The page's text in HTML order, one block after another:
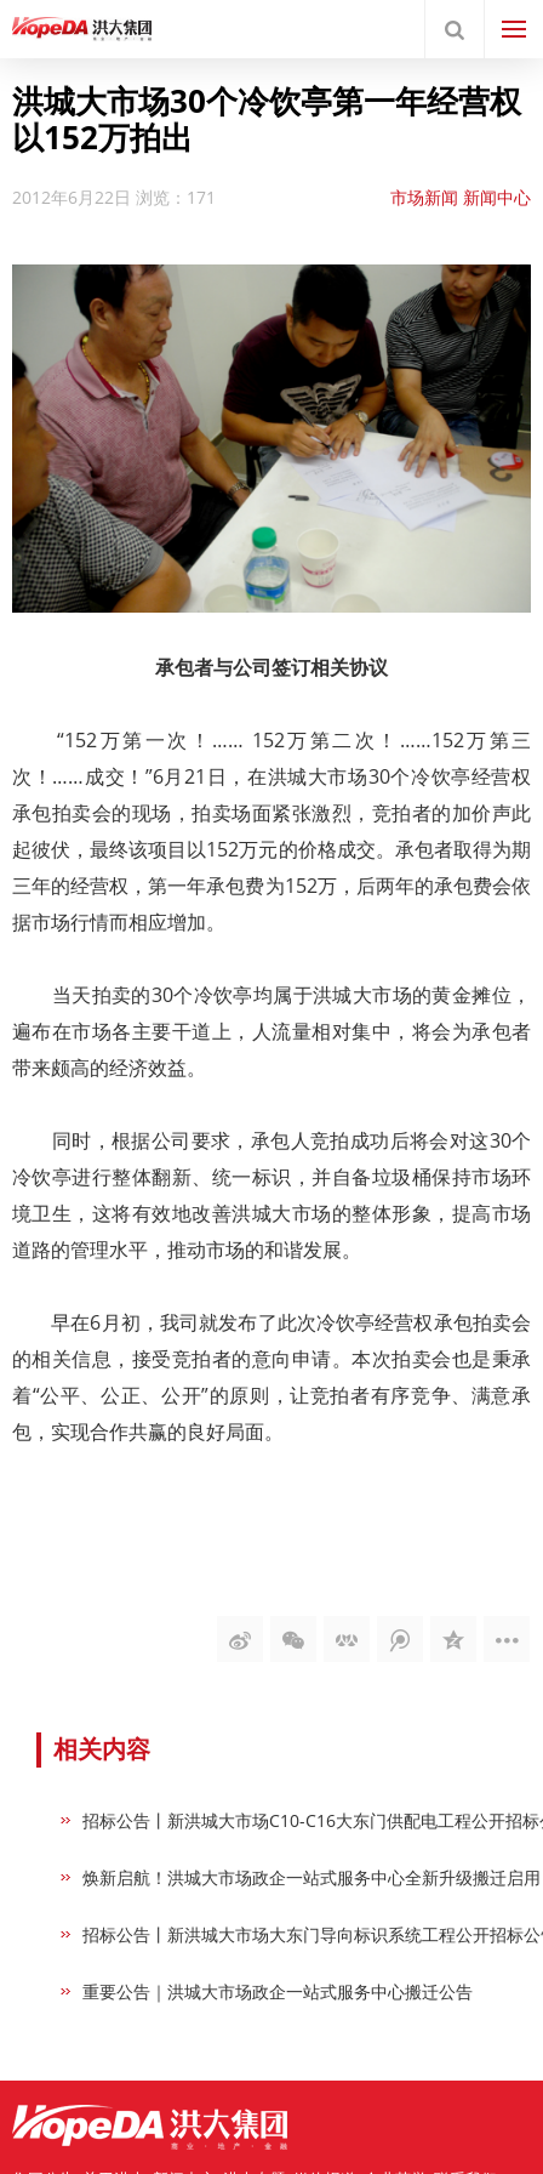
洪城大市场30个冷饮亭第一年经营权
以152万拍出
2012年6月22日 浏览：171 市场新闻 新闻中心
承包者与公司签订相关协议
“152万第一次！…… 152万第二次！……152万第三
次！……成交！”6月21日，在洪城大市场30个冷饮亭经营权
承包拍卖会的现场，拍卖场面紧张激烈，竞拍者的加价声此
起彼伏，最终该项目以152万元的价格成交。承包者取得为期
三年的经营权，第一年承包费为152万，后两年的承包费会依
据市场行情而相应增加。
当天拍卖的30个冷饮亭均属于洪城大市场的黄金摊位，
遍布在市场各主要干道上，人流量相对集中，将会为承包者
带来颇高的经济效益。
同时，根据公司要求，承包人竞拍成功后将会对这30个
冷饮亭进行整体翻新、统一标识，并自备垃圾桶保持市场环
境卫生，这将有效地改善洪城大市场的整体形象，提高市场
道路的管理水平，推动市场的和谐发展。
早在6月初，我司就发布了此次冷饮亭经营权承包拍卖会
的相关信息，接受竞拍者的意向申请。本次拍卖会也是秉承
着“公平、公正、公开”的原则，让竞拍者有序竞争、满意承
包，实现合作共赢的良好局面。
相关内容
招标公告丨新洪城大市场C10-C16大东门供配电工程公开招
焕新启航！洪城大市场政企一站式服务中心全新升级搬迁启用
招标公告丨新洪城大市场大东门导向标识系统工程公开招标
重要公告｜洪城大市场政企一站式服务中心搬迁公告